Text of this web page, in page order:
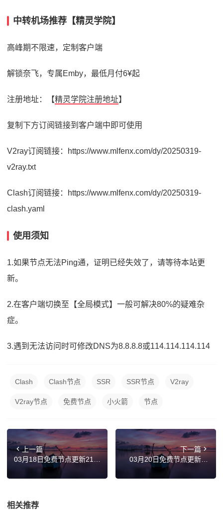
中转机场推荐【精灵学院】
高峰期不限速，定制客户端
解锁奈飞，专属Emby，最低月付6¥起
注册地址：【精灵学院注册地址】
复制下方订阅链接到客户端中即可使用
V2ray订阅链接：https://www.mlfenx.com/dy/20250319-
v2ray.txt
Clash订阅链接：https://www.mlfenx.com/dy/20250319-
clash.yaml
使用须知
1.如果节点无法Ping通，证明已经失效了，请等待本站更
新。
2.在客户端切换至【全局模式】一般可解决80%的疑难杂
症。
3.遇到无法访问时可修改DNS为8.8.8.8或114.114.114.114
Clash Clash节点 SSR SSR节点 V2ray
V2ray节点 免费节点 小火箭 节点
上一篇
03月18日免费节点更新21
条，最新高速SSR/Clash/Sh
adowrocket/V2ray订阅链接
下一篇
03月20日免费节点更新19
条，最新高速SSR/Clash/Sh
adowrocket/V2ray订阅链接
相关推荐